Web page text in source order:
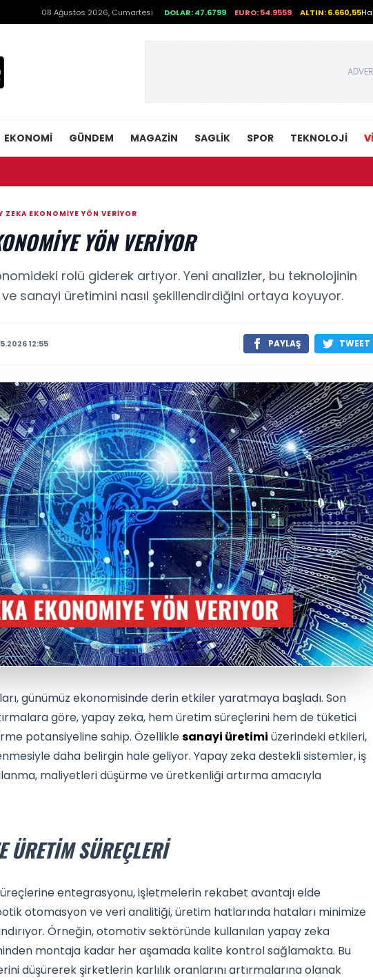
08 Ağustos 2026, Cumartesi DOLAR: 47.6799 EURO: 54.9559 ALTIN: 6.660,55
EKONOMI GÜNDEM MAGAZIN SAGLIK SPOR TEKNOLOJI
•
ZEKA EKONOMIYE YÖN VERIYOR
YÖN VERIYOR
rolü giderek artıyor. Yeni analizler, bu teknolojinin
sanayi üretimini nasıl şekillendirdiğini ortaya koyuyor.
12:55 PAYLAŞ TWEET
günümüz ekonomisinde derin etkiler yaratmaya başladı. Son
göre, yapay zeka, hem üretim süreçlerini hem de tüketici
potansiyeline sahip. Özelliklesanayi üretimi üzerindeki etkileri,
daha belirgin hale geliyor. Yapay zeka destekli sistemler, iş
maliyetleri düşürme ve üretkenliği artırma amacıyla
ÜRETIM SÜREÇLERI
entegrasyonu, işletmelerin rekabet avantajı elde
otomasyon ve veri analitiği, üretim hatlarında hataları minimize
Örneğin, otomotiv sektöründe kullanılan yapay zeka
montaja kadar her aşamada kalite kontrol sağlamakta. Bu
düşürerek şirketlerin karlılık oranlarını artırmalarına olanak